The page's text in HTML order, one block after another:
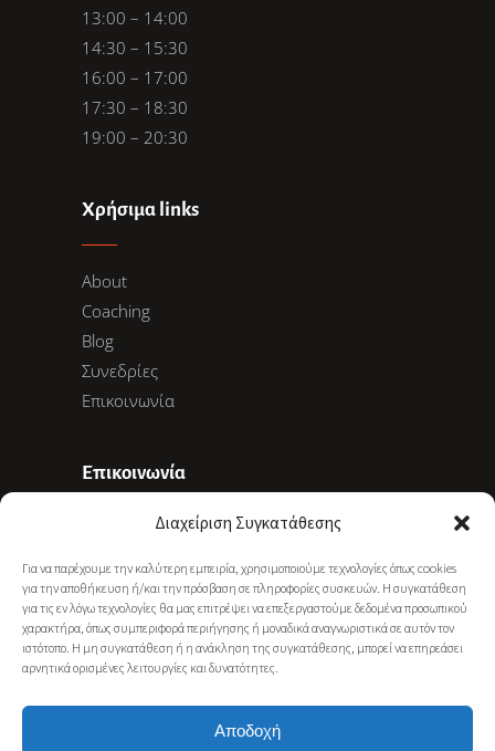
Διαχείριση Συγκατάθεσης
Για να παρέχουμε την καλύτερη εμπειρία, χρησιμοποιούμε τεχνολογίες όπως cookies
για την αποθήκευση ή/και την πρόσβαση σε πληροφορίες συσκευών. Η συγκατάθεση
για τις εν λόγω τεχνολογίες θα μας επιτρέψει να επεξεργαστούμε δεδομένα προσωπικού
χαρακτήρα, όπως συμπεριφορά περιήγησης ή μοναδικά αναγνωριστικά σε αυτόν τον
ιστότοπο. Η μη συγκατάθεση ή η ανάκληση της συγκατάθεσης, μπορεί να επηρεάσει
αρνητικά ορισμένες λειτουργίες και δυνατότητες.
Αποδοχή
13:00 – 14:00
14:30 – 15:30
16:00 – 17:00
17:30 – 18:30
19:00 – 20:30
Χρήσιμα links
About
Coaching
Blog
Συνεδρίες
Επικοινωνία
Επικοινωνία
+30 6977 281 886
info@gkarapati.gr